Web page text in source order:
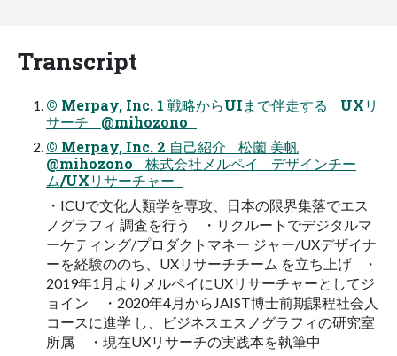
Transcript
© Merpay, Inc. 1 戦略からUIまで伴走する UXリ
サーチ @mihozono
© Merpay, Inc. 2 自己紹介 松薗 美帆
@mihozono 株式会社メルペイ デザインチー
ム/UXリサーチャー
・ICUで文化人類学を専攻、日本の限界集落でエス
ノグラフィ 調査を行う ・リクルートでデジタルマ
ーケティング/プロダクトマネー ジャー/UXデザイナ
ーを経験ののち、UXリサーチチーム を立ち上げ ・
2019年1月よりメルペイにUXリサーチャーとしてジ
ョイン ・2020年4月からJAIST博士前期課程社会人
コースに進学 し、ビジネスエスノグラフィの研究室
所属 ・現在UXリサーチの実践本を執筆中